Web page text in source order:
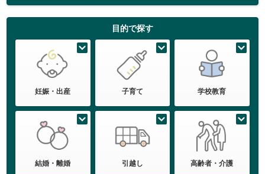
目的で探す
妊娠・出産 子育て 学校教育
結婚・離婚 引越し 高齢者・介護